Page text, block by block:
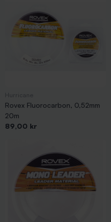
Rovex Fluorocarbon, 0,52mm
20m
Pris
89,00 kr